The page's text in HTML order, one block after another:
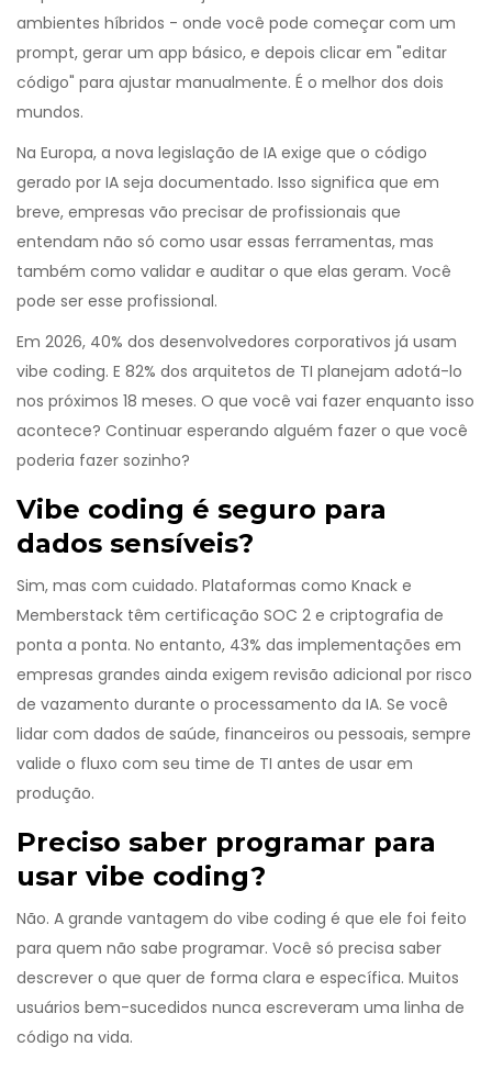
ambientes híbridos - onde você pode começar com um
prompt, gerar um app básico, e depois clicar em "editar
código" para ajustar manualmente. É o melhor dos dois
mundos.
Na Europa, a nova legislação de IA exige que o código
gerado por IA seja documentado. Isso significa que em
breve, empresas vão precisar de profissionais que
entendam não só como usar essas ferramentas, mas
também como validar e auditar o que elas geram. Você
pode ser esse profissional.
Em 2026, 40% dos desenvolvedores corporativos já usam
vibe coding. E 82% dos arquitetos de TI planejam adotá-lo
nos próximos 18 meses. O que você vai fazer enquanto isso
acontece? Continuar esperando alguém fazer o que você
poderia fazer sozinho?
Vibe coding é seguro para
dados sensíveis?
Sim, mas com cuidado. Plataformas como Knack e
Memberstack têm certificação SOC 2 e criptografia de
ponta a ponta. No entanto, 43% das implementações em
empresas grandes ainda exigem revisão adicional por risco
de vazamento durante o processamento da IA. Se você
lidar com dados de saúde, financeiros ou pessoais, sempre
valide o fluxo com seu time de TI antes de usar em
produção.
Preciso saber programar para
usar vibe coding?
Não. A grande vantagem do vibe coding é que ele foi feito
para quem não sabe programar. Você só precisa saber
descrever o que quer de forma clara e específica. Muitos
usuários bem-sucedidos nunca escreveram uma linha de
código na vida.